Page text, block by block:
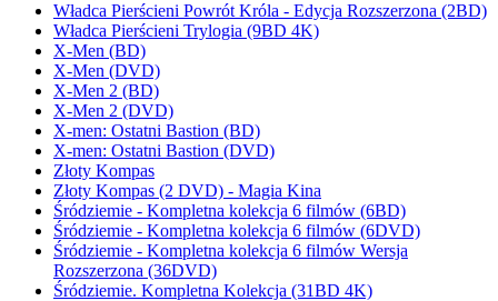
Władca Pierścieni Powrót Króla - Edycja Rozszerzona (2BD)
Władca Pierścieni Trylogia (9BD 4K)
X-Men (BD)
X-Men (DVD)
X-Men 2 (BD)
X-Men 2 (DVD)
X-men: Ostatni Bastion (BD)
X-men: Ostatni Bastion (DVD)
Złoty Kompas
Złoty Kompas (2 DVD) - Magia Kina
Śródziemie - Kompletna kolekcja 6 filmów (6BD)
Śródziemie - Kompletna kolekcja 6 filmów (6DVD)
Śródziemie - Kompletna kolekcja 6 filmów Wersja
Rozszerzona (36DVD)
Śródziemie. Kompletna Kolekcja (31BD 4K)